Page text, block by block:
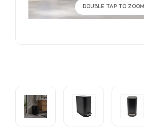
DOUBLE TAP TO ZOOM